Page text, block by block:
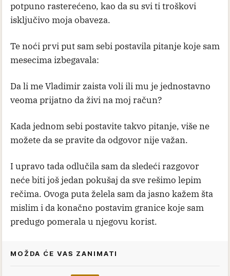
potpuno rasterećeno, kao da su svi ti troškovi
isključivo moja obaveza.
Te noći prvi put sam sebi postavila pitanje koje sam
mesecima izbegavala:
Da li me Vladimir zaista voli ili mu je jednostavno
veoma prijatno da živi na moj račun?
Kada jednom sebi postavite takvo pitanje, više ne
možete da se pravite da odgovor nije važan.
I upravo tada odlučila sam da sledeći razgovor
neće biti još jedan pokušaj da sve rešimo lepim
rečima. Ovoga puta želela sam da jasno kažem šta
mislim i da konačno postavim granice koje sam
predugo pomerala u njegovu korist.
MOŽDA ĆE VAS ZANIMATI